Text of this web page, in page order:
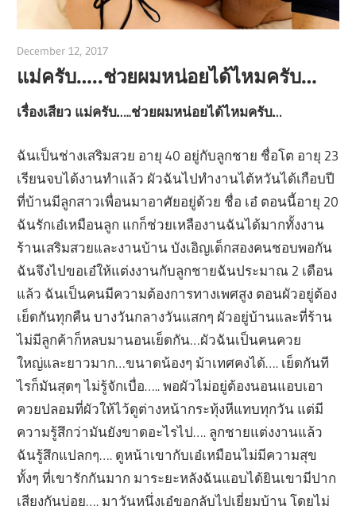
December 12, 2017
แม่ครับ…..ช่วยผมหน่อยได้ไหมครับ…
เรื่องเสียว แม่ครับ…..ช่วยผมหน่อยได้ไหมครับ…
ฉันเป็นช่างเสริมสวย อายุ 40 อยู่กับลูกชาย ชื่อโต อายุ 23
เรียนจบได้งานทำแล้ว ผัวฉันไปทำงานไต้หวันได้เกือบปี
ที่บ้านมีลูกสาวเพื่อนมาอาศัยอยู่ด้วย ชื่อ เอ๋ ตอนนี้อายุ 20
ฉันรักเอ๋เหมือนลูก แกก็ช่วยเหลืองานฉันได้มากทั้งงาน
ร้านเสริมสวยและงานบ้าน บังเอิญเด็กสองคนชอบพอกัน
ฉันจึงไปขอเอ๋ให้แต่งงานกับลูกชายฉันประมาณ 2 เดือน
แล้ว ฉันเป็นคนมีความต้องการทางเพศสูง ตอนผัวอยู่ต้อง
เย็ดกันทุกคืน บางวันกลางวันแสกๆ ผัวอยู่บ้านและที่ร้าน
ไม่มีลูกค้าก็หลบมานอนเย็ดกัน…ผัวฉันเป็นคนควย
ใหญ่และยาวมาก…ขนาดน้องๆ ม้าเทศคงได้…. เย็ดกันที
ไรก็มันสุดๆ ไม่รู้จักเบื่อ….. พอผัวไม่อยู่ต้องนอนแอบเอา
ควยปลอมที่ผัวให้ไว้ดูต่างหน้ากระทุ้งหีแทบทุกวัน แต่มี
ความรู้สึกว่ามันยังขาดอะไรไป…. ลูกชายแต่งงานแล้ว
ฉันรู้สึกแปลกๆ…. ดูหน้าเขากับเอ๋เหมือนไม่มีความสุข
ทั้งๆ ที่เขารักกันมาก มาระยะหลังฉันแอบได้ยินเขามีปาก
เสียงกันบ่อย…. มาวันหนึ่งเอ๋ขอกลับไปเยี่ยมบ้าน โดยไม่